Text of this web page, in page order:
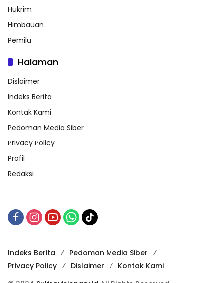
Hukrim
Himbauan
Pemilu
Halaman
Dislaimer
Indeks Berita
Kontak Kami
Pedoman Media Siber
Privacy Policy
Profil
Redaksi
Indeks Berita
Pedoman Media Siber
Privacy Policy
Dislaimer
Kontak Kami